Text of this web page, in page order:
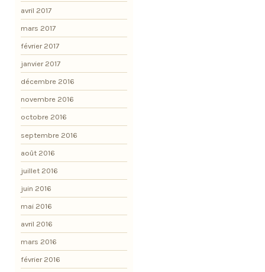
avril 2017
mars 2017
février 2017
janvier 2017
décembre 2016
novembre 2016
octobre 2016
septembre 2016
août 2016
juillet 2016
juin 2016
mai 2016
avril 2016
mars 2016
février 2016